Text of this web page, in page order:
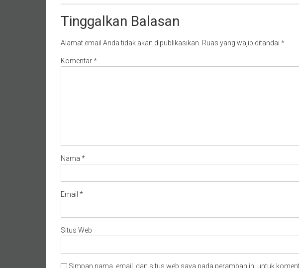
Tinggalkan Balasan
Alamat email Anda tidak akan dipublikasikan. Ruas yang wajib ditandai *
Komentar*
Nama *
Email *
Situs Web
Simpan nama, email, dan situs web saya pada peramban ini untuk